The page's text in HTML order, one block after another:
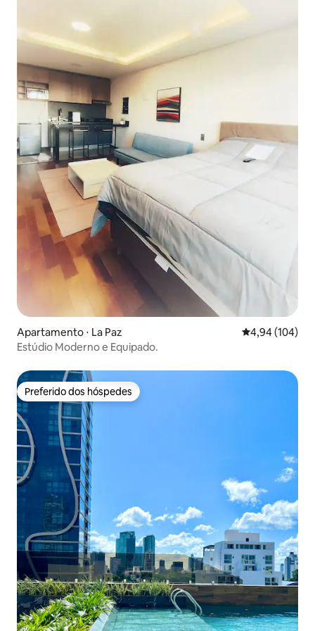
Apartamento ⋅ La Paz 4,94 de uma
4,94 (104)
Estúdio Moderno e Equipado.
Preferido dos hóspedes
Preferido dos hóspedes